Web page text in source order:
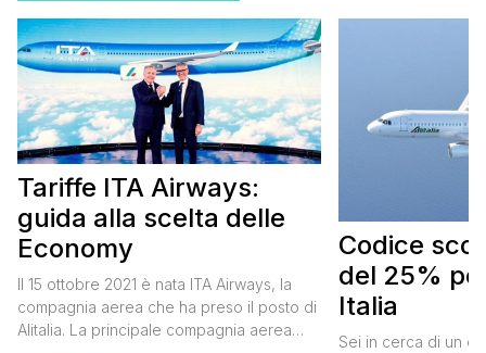
Tariffe ITA Airways:
guida alla scelta delle
Economy
Il 15 ottobre 2021 è nata ITA Airways, la
compagnia aerea che ha preso il posto di
Alitalia. La principale compagnia aerea
Codice
del 25%
Italia
Sei in cerca di un